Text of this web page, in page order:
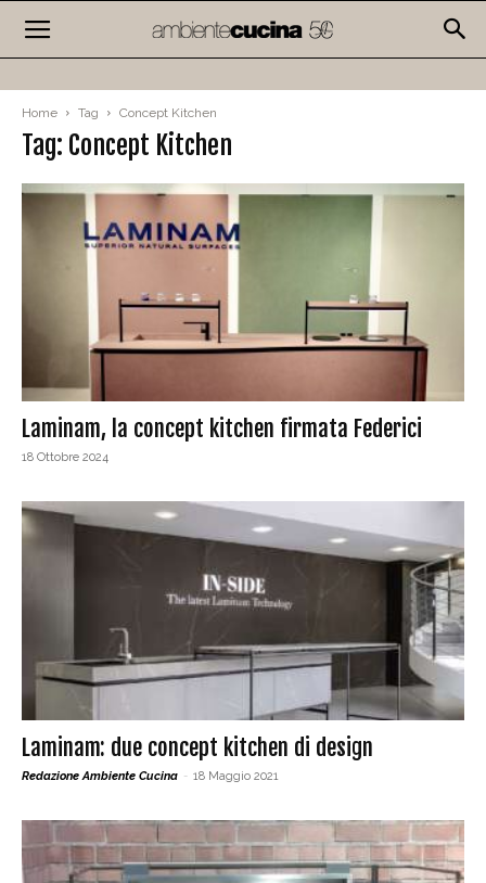
Home Tag Concept Kitchen
Tag: Concept Kitchen
Laminam, la concept kitchen firmata Federici
18 Ottobre 2024
Laminam: due concept kitchen di design
Redazione Ambiente Cucina - 18 Maggio 2021